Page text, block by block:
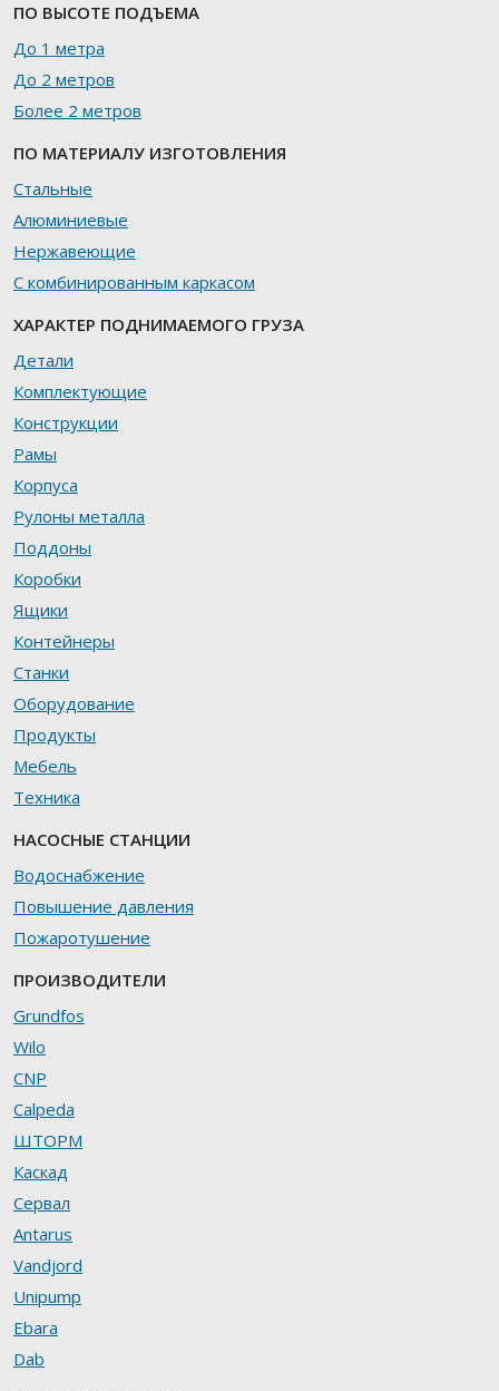
ПО ВЫСОТЕ ПОДЪЕМА
До 1 метра
До 2 метров
Более 2 метров
ПО МАТЕРИАЛУ ИЗГОТОВЛЕНИЯ
Стальные
Алюминиевые
Нержавеющие
С комбинированным каркасом
ХАРАКТЕР ПОДНИМАЕМОГО ГРУЗА
Детали
Комплектующие
Конструкции
Рамы
Корпуса
Рулоны металла
Поддоны
Коробки
Ящики
Контейнеры
Станки
Оборудование
Продукты
Мебель
Техника
НАСОСНЫЕ СТАНЦИИ
Водоснабжение
Повышение давления
Пожаротушение
ПРОИЗВОДИТЕЛИ
Grundfos
Wilo
CNP
Calpeda
ШТОРМ
Каскад
Сервал
Antarus
Vandjord
Unipump
Ebara
Dab